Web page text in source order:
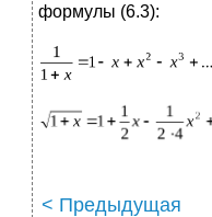
формулы (6.3):
< Предыдущая